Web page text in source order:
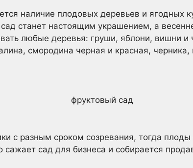
наличие плодовых деревьев и ягодных
станет настоящим украшением, а
любые деревья: груши, яблони, вишни и
смородина черная и красная,
с разным сроком созревания, тогда плоды
сажает сад для бизнеса и собирается